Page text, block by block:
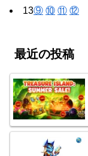
13⑨ ⑩ ⑪ ⑫
最近の投稿